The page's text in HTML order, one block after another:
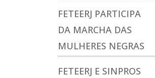
FETEERJ PARTICIPA
DA MARCHA DAS
MULHERES NEGRAS
FETEERJ E SINPROS